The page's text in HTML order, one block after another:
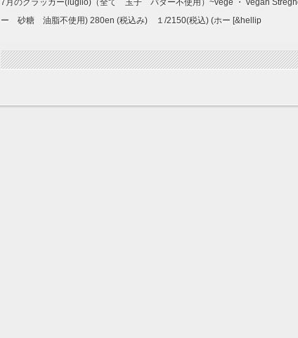
7月のクラッカー(luglio)（全て 玉子 バター不使用）~vege ・ vegan
ー 砂糖 油脂不使用) 280en (税込み) １/2150(税込) (ホー [&hellip